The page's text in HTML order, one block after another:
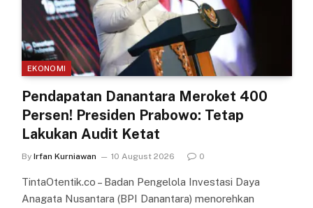
EKONOMI
Pendapatan Danantara Meroket 400
Persen! Presiden Prabowo: Tetap
Lakukan Audit Ketat
By Irfan Kurniawan 10 August 2026 0
TintaOtentik.co – Badan Pengelola Investasi Daya
Anagata Nusantara (BPI Danantara) menorehkan